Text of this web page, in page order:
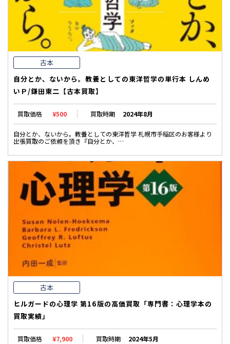
古本
自分とか、ないから。教養としての東洋哲学の単行本 しんめ
いＰ/鎌田東二【古本買取】
買取価格 ¥500 買取時期 2024年8月
自分とか、ないから。教養としての東洋哲学 札幌市手稲区のお客様より
出張買取のご依頼を頂き『自分とか、…
古本
ヒルガードの心理学 第16版の高価買取「専門書：心理学本の
買取実績」
買取価格 ¥7,900 買取時期 2024年5月